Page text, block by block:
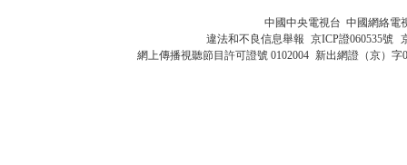
中國中央電視台 中國網絡電
違法和不良信息舉報 京ICP證060535號
網上傳播視聽節目許可證號 0102004 新出網證（京）